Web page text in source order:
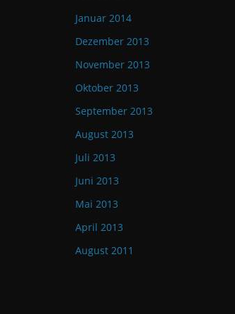
Januar 2014
Dezember 2013
November 2013
Oktober 2013
September 2013
August 2013
Juli 2013
Juni 2013
Mai 2013
April 2013
August 2011